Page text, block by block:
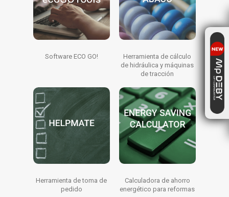
Software ECO GO!
Herramienta de cálculo
de hidráulica y máquinas
de tracción
Herramienta de toma de
pedido
Calculadora de ahorro
energético para reformas